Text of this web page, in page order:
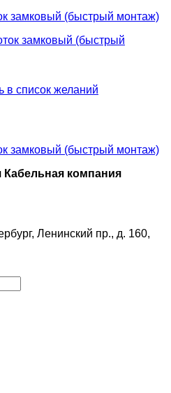
замковый (быстрый монтаж)
в список желаний
замковый (быстрый монтаж)
компания
Ленинский пр., д. 160,